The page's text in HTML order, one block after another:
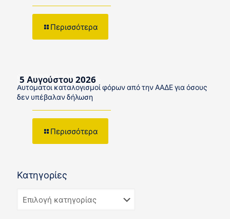
Περισσότερα
5 Αυγούστου 2026
Αυτόματοι καταλογισμοί φόρων από την ΑΑΔΕ για όσους
δεν υπέβαλαν δήλωση
Περισσότερα
Κατηγορίες